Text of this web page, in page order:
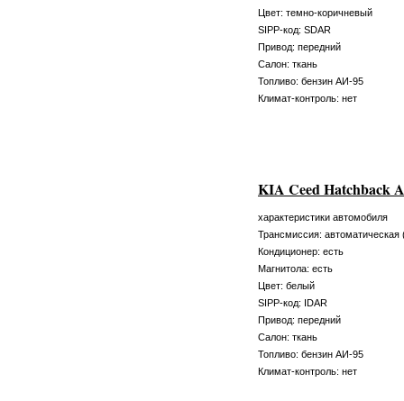
Цвет: темно-коричневый
SIPP-код: SDAR
Привод: передний
Салон: ткань
Топливо: бензин АИ-95
Климат-контроль: нет
KIA Ceed Hatchback
характеристики автомобиля
Трансмиссия: автоматическая
Кондиционер: есть
Магнитола: есть
Цвет: белый
SIPP-код: IDAR
Привод: передний
Салон: ткань
Топливо: бензин АИ-95
Климат-контроль: нет